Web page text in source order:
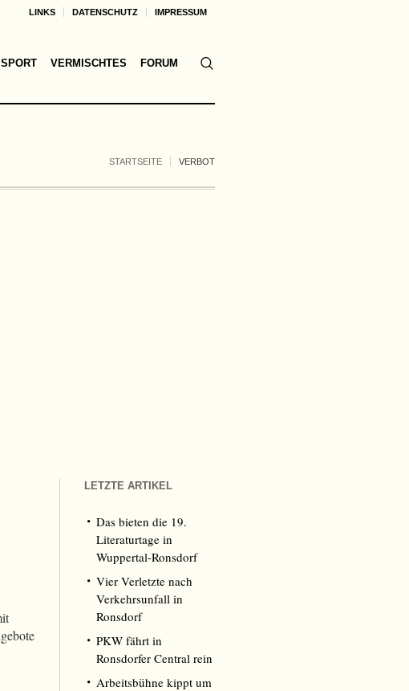
LINKS DATENSCHUTZ IMPRESSUM
SPORT VERMISCHTES FORUM
STARTSEITE VERBOT
LETZTE ARTIKEL
Das bieten die 19.
Literaturtage in
Wuppertal-Ronsdorf
Vier Verletzte nach
Verkehrsunfall in
Ronsdorf
PKW fährt in
Ronsdorfer Central rein
Arbeitsbühne kippt um